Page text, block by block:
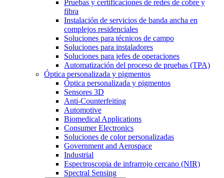
Pruebas y certificaciones de redes de cobre y
fibra
Instalación de servicios de banda ancha en
complejos residenciales
Soluciones para técnicos de campo
Soluciones para instaladores
Soluciones para jefes de operaciones
Automatización del proceso de pruebas (TPA)
Óptica personalizada y pigmentos
Óptica personalizada y pigmentos
Sensores 3D
Anti-Counterfeiting
Automotive
Biomedical Applications
Consumer Electronics
Soluciones de color personalizadas
Government and Aerospace
Industrial
Espectroscopia de infrarrojo cercano (NIR)
Spectral Sensing